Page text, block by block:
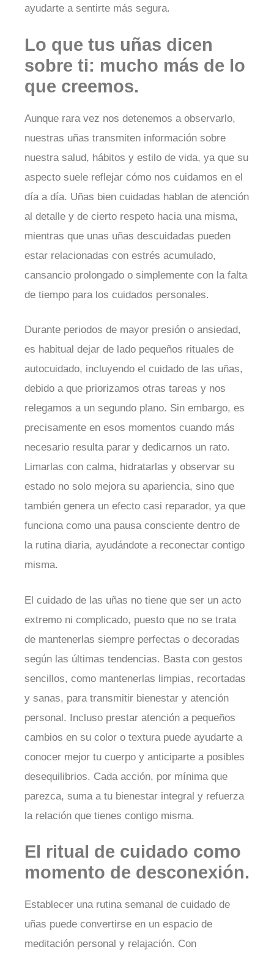
ayudarte a sentirte más segura.
Lo que tus uñas dicen
sobre ti: mucho más de lo
que creemos.
Aunque rara vez nos detenemos a observarlo,
nuestras uñas transmiten información sobre
nuestra salud, hábitos y estilo de vida, ya que su
aspecto suele reflejar cómo nos cuidamos en el
día a día. Uñas bien cuidadas hablan de atención
al detalle y de cierto respeto hacia una misma,
mientras que unas uñas descuidadas pueden
estar relacionadas con estrés acumulado,
cansancio prolongado o simplemente con la falta
de tiempo para los cuidados personales.
Durante periodos de mayor presión o ansiedad,
es habitual dejar de lado pequeños rituales de
autocuidado, incluyendo el cuidado de las uñas,
debido a que priorizamos otras tareas y nos
relegamos a un segundo plano. Sin embargo, es
precisamente en esos momentos cuando más
necesario resulta parar y dedicarnos un rato.
Limarlas con calma, hidratarlas y observar su
estado no solo mejora su apariencia, sino que
también genera un efecto casi reparador, ya que
funciona como una pausa consciente dentro de
la rutina diaria, ayudándote a reconectar contigo
misma.
El cuidado de las uñas no tiene que ser un acto
extremo ni complicado, puesto que no se trata
de mantenerlas siempre perfectas o decoradas
según las últimas tendencias. Basta con gestos
sencillos, como mantenerlas limpias, recortadas
y sanas, para transmitir bienestar y atención
personal. Incluso prestar atención a pequeños
cambios en su color o textura puede ayudarte a
conocer mejor tu cuerpo y anticiparte a posibles
desequilibrios. Cada acción, por mínima que
parezca, suma a tu bienestar integral y refuerza
la relación que tienes contigo misma.
El ritual de cuidado como
momento de desconexión.
Establecer una rutina semanal de cuidado de
uñas puede convertirse en un espacio de
meditación personal y relajación. Con